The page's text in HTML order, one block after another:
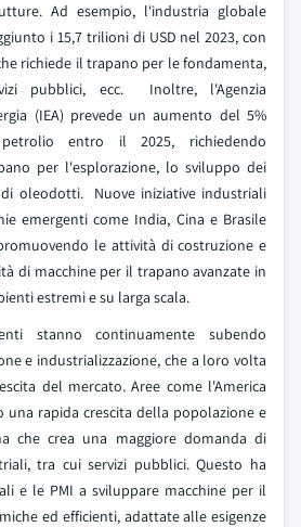
Ad esempio, l'industria globale
i 15,7 trilioni di USD nel 2023, con
richiede il trapano per le fondamenta,
pubblici, ecc. Inoltre, l'Agenzia
(IEA) prevede un aumento del 5%
entro il 2025, richiedendo
per l'esplorazione, lo sviluppo dei
oleodotti. Nuove iniziative industriali
emergenti come India, Cina e Brasile
le attività di costruzione e
di macchine per il trapano avanzate in
estremi e su larga scala.
stanno continuamente subendo
e industrializzazione, che a loro volta
del mercato. Aree come l'America
una rapida crescita della popolazione e
che crea una maggiore domanda di
tra cui servizi pubblici. Questo ha
e le PMI a sviluppare macchine per il
ed efficienti, adattate alle esigenze